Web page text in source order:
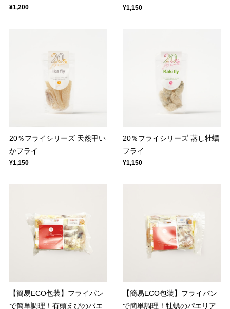
¥1,200 ¥1,150
20％フライシリーズ 天然甲い
かフライ
¥1,150
20％フライシリーズ 蒸し牡蠣
フライ
¥1,150
【簡易ECO包装】フライパン
で簡単調理！有頭えびのパエ
【簡易ECO包装】フライパン
で簡単調理！牡蠣のパエリア